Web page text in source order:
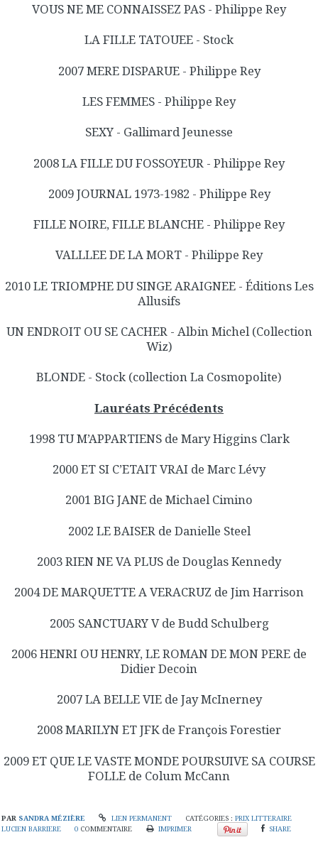
VOUS NE ME CONNAISSEZ PAS - Philippe Rey
LA FILLE TATOUEE - Stock
2007 MERE DISPARUE - Philippe Rey
LES FEMMES - Philippe Rey
SEXY - Gallimard Jeunesse
2008 LA FILLE DU FOSSOYEUR - Philippe Rey
2009 JOURNAL 1973-1982 - Philippe Rey
FILLE NOIRE, FILLE BLANCHE - Philippe Rey
VALLLEE DE LA MORT - Philippe Rey
2010 LE TRIOMPHE DU SINGE ARAIGNEE - Éditions Les
Allusifs
UN ENDROIT OU SE CACHER - Albin Michel (Collection
Wiz)
BLONDE - Stock (collection La Cosmopolite)
Lauréats Précédents
1998 TU M’APPARTIENS de Mary Higgins Clark
2000 ET SI C’ETAIT VRAI de Marc Lévy
2001 BIG JANE de Michael Cimino
2002 LE BAISER de Danielle Steel
2003 RIEN NE VA PLUS de Douglas Kennedy
2004 DE MARQUETTE A VERACRUZ de Jim Harrison
2005 SANCTUARY V de Budd Schulberg
2006 HENRI OU HENRY, LE ROMAN DE MON PERE de
Didier Decoin
2007 LA BELLE VIE de Jay McInerney
2008 MARILYN ET JFK de François Forestier
2009 ET QUE LE VASTE MONDE POURSUIVE SA COURSE
FOLLE de Colum McCann
PAR SANDRA MÉZIÈRE LIEN PERMANENT CATÉGORIES :PRIX LITTERAIRE
LUCIEN BARRIERE
0 COMMENTAIRE IMPRIMER SHARE